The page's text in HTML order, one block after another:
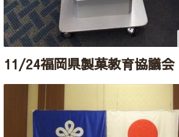
11/24福岡県製菓教育協議会